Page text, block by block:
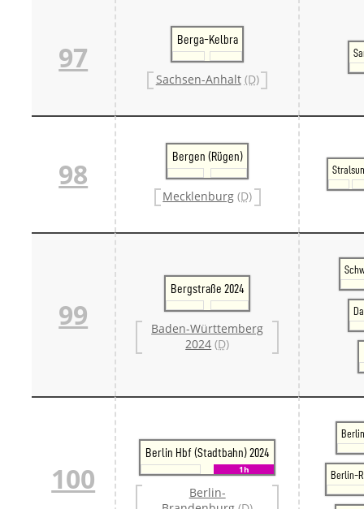
97
Berga-Kelbra
Sachsen-Anhalt (D)
98
Bergen (Rügen)
Mecklenburg (D)
99
Bergstraße 2024
Baden-Württemberg
2024 (D)
100
Berlin Hbf (Stadtbahn) 2024
1h
Berlin-
Berlin-